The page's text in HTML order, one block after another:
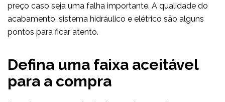
preço caso seja uma falha importante. A qualidade do
acabamento, sistema hidráulico e elétrico são alguns
pontos para ficar atento.
Defina uma faixa aceitável
para a compra